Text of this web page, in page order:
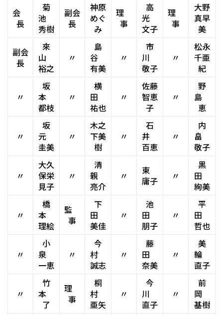
会
長
菊
池
秀樹
副会
長
神原
めぐ
み
理
事
高
光
文子
理
事
大野
真早
美
副会
長
來
山
裕之
〃
島
谷
有美
〃
市
川
敬子
〃
松永
千亜
紀
〃
坂
本
都枝
〃
横
田
祐也
〃
佐藤
智恵
子
〃
野
島
恵
〃
坂
元
圭美
〃
木之
下美
樹
〃
石
井
百恵
〃
内
畠
敬子
〃
大久
保栄
見子
〃
清
親
亮介
〃
東
庸子
〃
黒
田
絢美
〃
橋
本
理絵
監
事
下
田
美佳
〃
池
田
朋子
〃
平
田
哲也
〃
小
泉
一恵
〃
今
村
誠志
〃
藤
田
奈美
〃
美
輪
直子
〃
竹
本
了
理
事
桐
村
亜矢
〃
今
川
直子
〃
前
岡
基樹